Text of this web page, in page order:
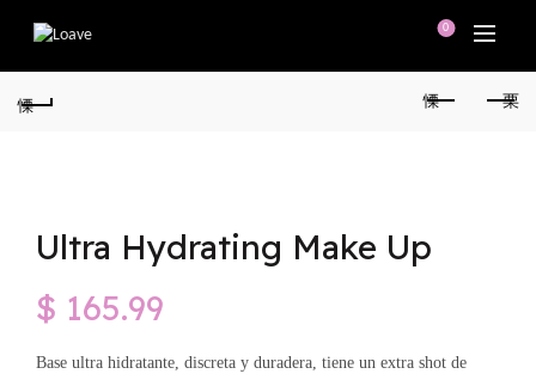
0
Ultra Hydrating Make Up
$ 165.99
Base ultra hidratante, discreta y duradera, tiene un extra shot de